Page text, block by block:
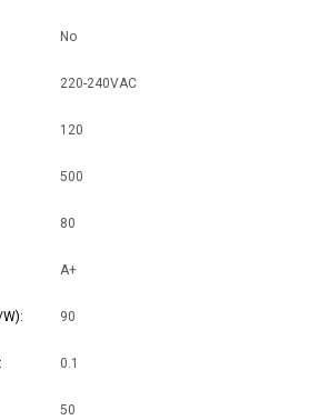
No
220-240VAC
120
500
80
A+
90
0.1
50